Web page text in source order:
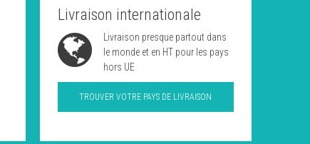
Livraison internationale
Livraison presque partout dans
le monde et en HT pour les pays
hors UE
TROUVER VOTRE PAYS DE LIVRAISON